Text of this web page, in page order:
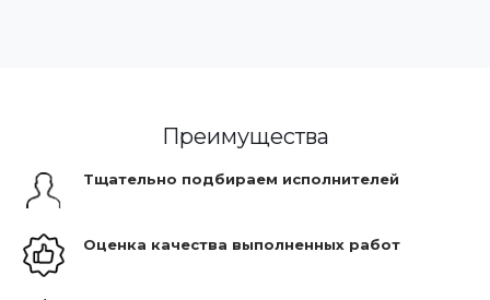
Преимущества
Тщательно подбираем исполнителей
Оценка качества выполненных работ